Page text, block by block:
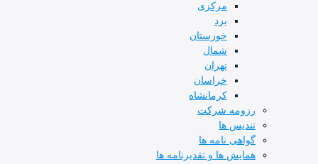
مرکزی
یزد
خوزستان
شمال
تهران
خراسان
کرمانشاه
رزومه شرکت
تندیس ها
گواهی نامه ها
همایش ها و تقدیرنامه ها